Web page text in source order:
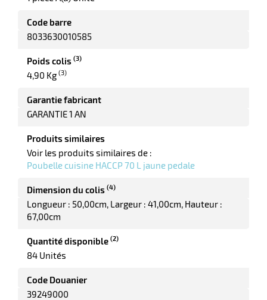
Code barre
8033630010585
Poids colis (3)
4,90 Kg (3)
Garantie fabricant
GARANTIE 1 AN
Produits similaires
Voir les produits similaires de :
Poubelle cuisine HACCP 70 L jaune pedale
Dimension du colis (4)
Longueur : 50,00cm Largeur : 41,00cm Hauteur :
67,00cm
Quantité disponible (2)
84 Unités
Code Douanier
39249000